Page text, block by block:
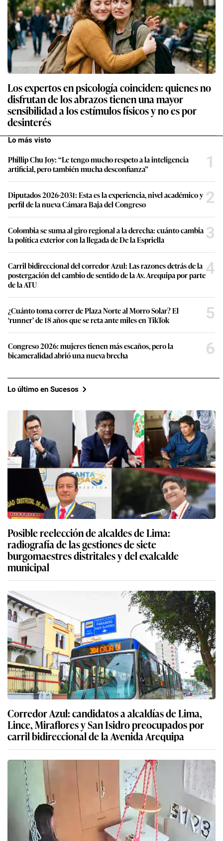
Los expertos en psicología coinciden: quienes no
disfrutan de los abrazos tienen una mayor
sensibilidad a los estímulos físicos y no es por
desinterés
Lo más visto
Phillip Chu Joy: “Le tengo mucho respeto a la inteligencia
artificial, pero también mucha desconfianza”
1
Diputados 2026-2031: Esta es la experiencia, nivel académico y
perfil de la nueva Cámara Baja del Congreso
2
Colombia se suma al giro regional a la derecha: cuánto cambia
la política exterior con la llegada de De la Espriella
3
Carril bidireccional del corredor Azul: Las razones detrás de la
postergación del cambio de sentido de la Av. Arequipa por parte
de la ATU
4
¿Cuánto toma correr de Plaza Norte al Morro Solar? El
‘runner’ de 18 años que se reta ante miles en TikTok
5
Congreso 2026: mujeres tienen más escaños, pero la
bicameralidad abrió una nueva brecha
6
Lo último en Sucesos
Posible reelección de alcaldes de Lima:
radiografía de las gestiones de siete
burgomaestres distritales y del exalcalde
municipal
Corredor Azul: candidatos a alcaldías de Lima,
Lince, Miraflores y San Isidro preocupados por
carril bidireccional de la Avenida Arequipa